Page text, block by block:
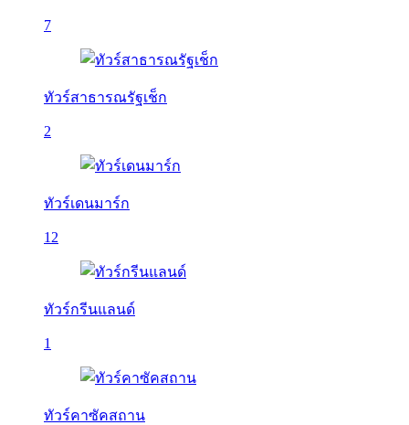
7
ทัวร์สาธารณรัฐเช็ก
2
ทัวร์เดนมาร์ก
12
ทัวร์กรีนแลนด์
1
ทัวร์คาซัคสถาน